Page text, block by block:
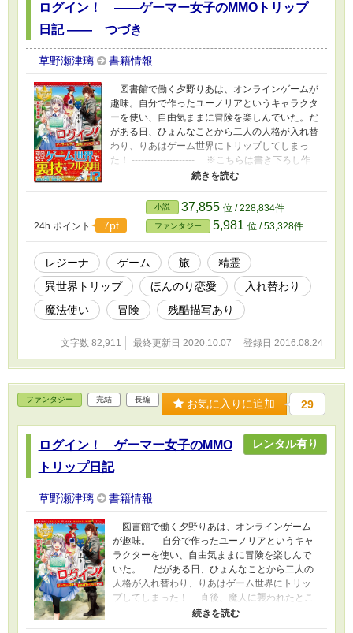
で、あんまり目的はない感じです。 それでも
よければ、どうぞお楽しみください。 -------------
--------- ※2019.4/28 余裕がなくて全然続きを
書けていないんですが、長々と非公開にしてい
たので、思い切って開けておきます。 おそら
ログイン！ ――ゲーマー女子のMMOトリップ
日記 ―― つづき
草野瀬津璃 書籍情報
図書館で働く夕野りあは、オンラインゲームが
趣味。自分で作ったユーノリアというキャラクタ
ーを使い、自由気ままに冒険を楽しんでいた。だ
がある日、ひょんなことから二人の人格が入れ替
わり、りあはゲーム世界にトリップしてしまっ
た！ -------------------- ※こちらは書き下ろし作
品の続編です。 詳細は、「書籍」より単行
本の目次や人物紹介、お試し読みなどをごらんく
ださい。 ※また、こちらで上げている作品は
決定稿ではないので、予告なく修正加筆をする場
合があります。御留意下さい。 ---------------------
―：第二部「塔群編」予定あらすじ：― 元
の世界に戻るため、レクスやラピス、アネッサと
ともに旅に出た夕野りあは、ユーノリアの故郷・
塔群へとやって来た。 中身が入れ替わったこ
とを隠す為、天才魔法使い・ユーノリアを必死に
演じながら、りあはユーノリアの家や大図書館で
資料探しに奔走する。 そんなりあのもとに、
ユーノリアの義理の親戚・前の長の孫息子のクロ
ードが訪ねてくる。 そして、仲間とともに招
たちの前で、クロードの婚約者だと紹介されてし
まう。ユーノリアとクロードは犬猿の仲のはずな
のに、いったいどういうこと!? と慌てるりあや
始まりに過ぎなかった。 指名手配の魔法使い
や、ちらつく魔人の影といい、りあ、絶体絶命!?
24h.ポイント 7pt
小説 37,855 位 / 228,834件
ファンタジー 5,981 位 / 53,328件
レジーナ ゲーム 旅
精霊
異世界トリップ
ほんのり恋愛
入れ替わり
魔法使い
冒険 残酷描写あり
文字数 82,911 最終更新日 2020.10.07 登録日 2016.08.24
ファンタジー 完結 長編 お気に入りに追加 29
ログイン！ ゲーマー女子のMMO
トリップ日記
レンタル有り
草野瀬津璃 書籍情報
図書館で働く夕野りあは、オンラインゲーム
が趣味。 自分で作ったユーノリアというキャ
ラクターを使い、自由気ままに冒険を楽しんで
いた。 だがある日、ひょんなことから二人の
人格が入れ替わり、りあはゲーム世界にトリッ
プしてしまった！ 直後、魔人に襲われたとこ
ろをレクスという青年に助けられる。彼のおか
げで命拾いしたりあは、元の世界に戻る方法を